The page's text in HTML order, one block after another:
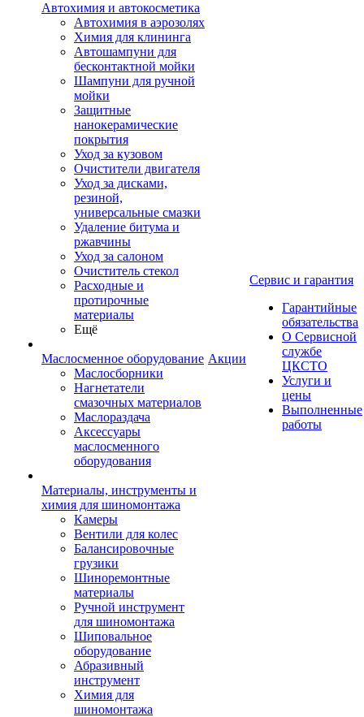
Автохимия и автокосметика
Автохимия в аэрозолях
Химия для клининга
Автошампуни для
бесконтактной мойки
Шампуни для ручной
мойки
Защитные
нанокерамические
покрытия
Уход за кузовом
Очистители двигателя
Уход за дисками,
резиной,
универсальные смазки
Удаление битума и
ржавчины
Уход за салоном
Очиститель стекол
Расходные и
протирочные
материалы
Ещё
Маслосменное оборудование
Маслосборники
Нагнетатели
смазочных материалов
Маслораздача
Аксессуары
маслосменного
оборудования
Материалы, инструменты и
химия для шиномонтажа
Камеры
Вентили для колес
Балансировочные
грузики
Шиноремонтные
материалы
Ручной инструмент
для шиномонтажа
Шиповальное
оборудование
Абразивный
инструмент
Химия для
шиномонтажа
Акции
Сервис и гарантия
Гарантийные
обязательства
О Сервисной
службе
ЦКСТО
Услуги и
цены
Выполненные
работы